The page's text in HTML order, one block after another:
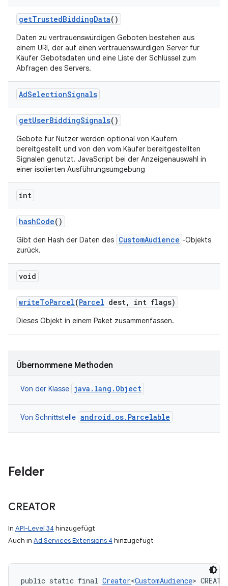
getTrustedBiddingData()
Daten zu vertrauenswürdigen Geboten bestehen aus
einem URI, der auf einen vertrauenswürdigen Server für
Käufer Gebotsdaten und eine Liste der Schlüssel zum
Abfragen des Servers.
AdSelectionSignals
getUserBiddingSignals()
Gebote für Nutzer werden optional von Käufern
bereitgestellt und von den vom Käufer bereitgestellten
Signalen genutzt. JavaScript bei der Anzeigenauswahl in
einer isolierten Ausführungsumgebung
int
hashCode()
Gibt den Hash der Daten des CustomAudience -Objekts
zurück.
void
writeToParcel(Parcel dest, int flags)
Dieses Objekt in einem Paket zusammenfassen.
Übernommene Methoden
Von der Klasse java.lang.Object
Von Schnittstelle android.os.Parcelable
Felder
CREATOR
In API-Level 34 hinzugefügt
Auch in Ad Services Extensions 4 hinzugefügt
public static final Creator<CustomAudience>